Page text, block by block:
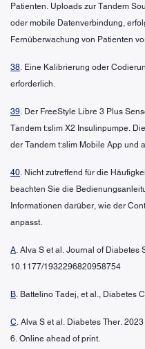
Patienten. Uploads zur Tandem
oder mobile Datenverbindung,
Fernüberwachung von Patienten
38 . Eine Kalibrierung oder
erforderlich.
39 . Der FreeStyle Libre 3 Plus
Tandem t:slim X2 Insulinpumpe.
der Tandem t:slim Mobile App und
40 . Nicht zutreffend für die
beachten Sie die
Informationen darüber, wie der
anpasst.
A . Alva S et al. Journal of
10.1177/1932296820958754
B . Battelino Tadej, et al., Diabetes
C . Alva S et al. Diabetes Ther.
6. Online ahead of print.